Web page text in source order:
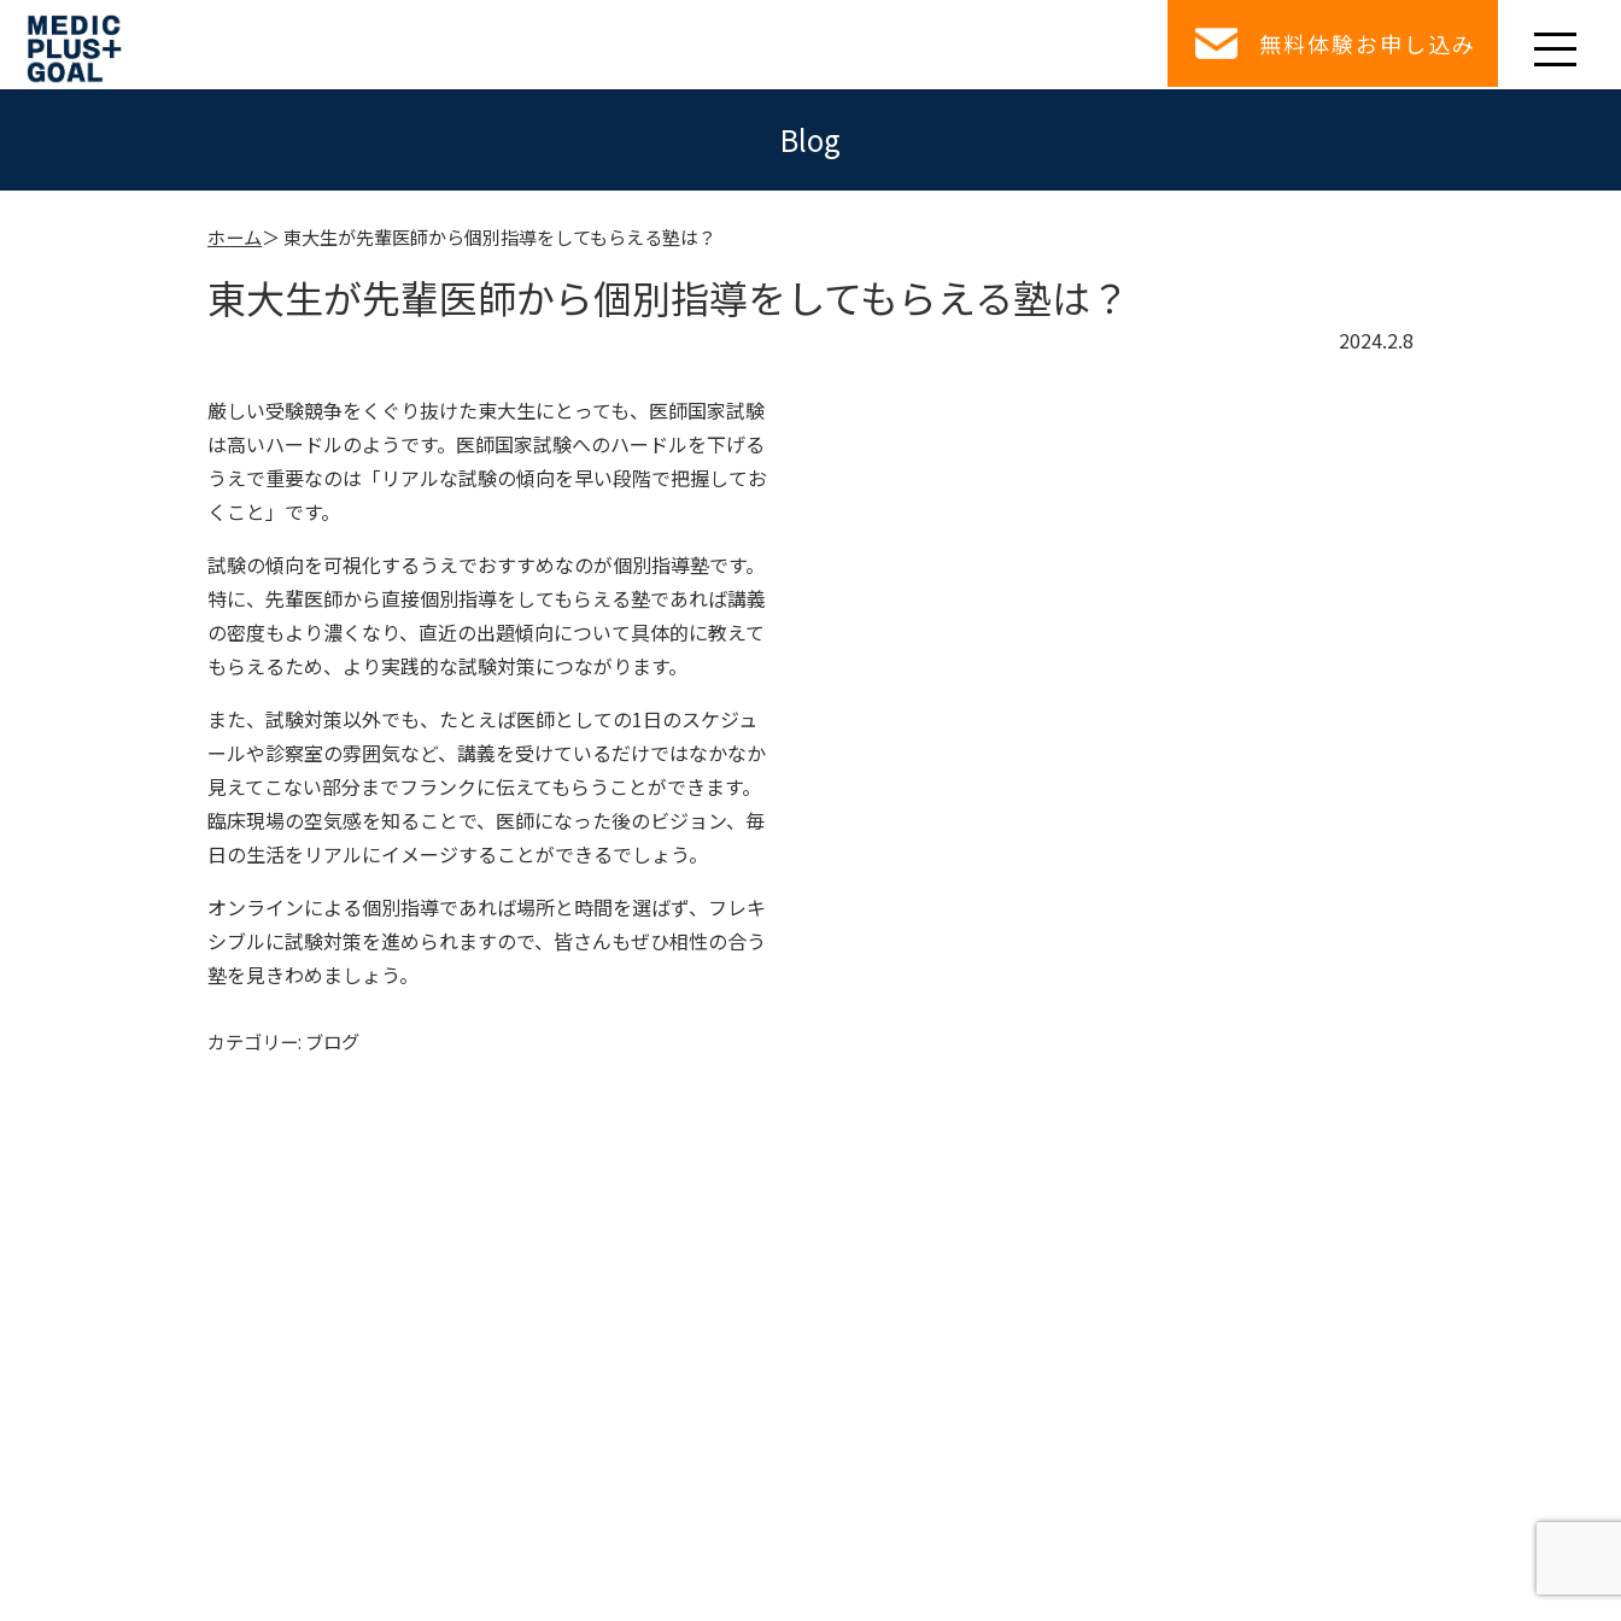
無料体験お申し込み
Blog
ホーム 東大生が先輩医師から個別指導をしてもらえる塾は？
東大生が先輩医師から個別指導をしてもらえる塾は？
2024.2.8
厳しい受験競争をくぐり抜けた東大生にとっても、医師国家試験
は高いハードルのようです。医師国家試験へのハードルを下げる
うえで重要なのは「リアルな試験の傾向を早い段階で把握してお
くこと」です。
試験の傾向を可視化するうえでおすすめなのが個別指導塾です。
特に、先輩医師から直接個別指導をしてもらえる塾であれば講義
の密度もより濃くなり、直近の出題傾向について具体的に教えて
もらえるため、より実践的な試験対策につながります。
また、試験対策以外でも、たとえば医師としての1日のスケジュ
ールや診察室の雰囲気など、講義を受けているだけではなかなか
見えてこない部分までフランクに伝えてもらうことができます。
臨床現場の空気感を知ることで、医師になった後のビジョン、毎
日の生活をリアルにイメージすることができるでしょう。
オンラインによる個別指導であれば場所と時間を選ばず、フレキ
シブルに試験対策を進められますので、皆さんもぜひ相性の合う
塾を見きわめましょう。
カテゴリー: ブログ